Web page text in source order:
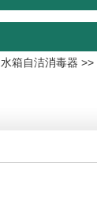
水箱自洁消毒器 >>